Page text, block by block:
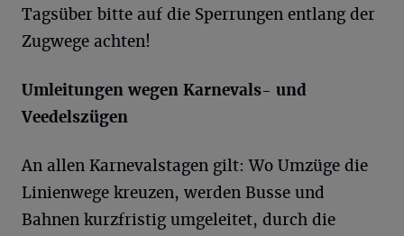
Tagsüber bitte auf die Sperrungen entlang der
Zugwege achten!
Umleitungen wegen Karnevals- und
Veedelszügen
An allen Karnevalstagen gilt: Wo Umzüge die
Linienwege kreuzen, werden Busse und
Bahnen kurzfristig umgeleitet, durch die